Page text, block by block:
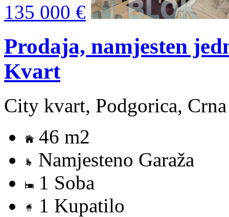
135 000 €
Prodaja, namjesten
Kvart
City kvart, Podgorica,
46 m2
Namjesteno Garaža
1 Soba
1 Kupatilo